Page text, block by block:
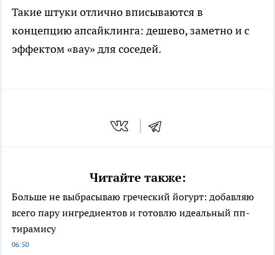
Такие штуки отлично вписываются в
концепцию апсайклинга: дешево, заметно и с
эффектом «вау» для соседей.
Читайте также:
Больше не выбрасываю греческий йогурт: добавляю
всего пару ингредиентов и готовлю идеальный пп-
тирамису
06:50